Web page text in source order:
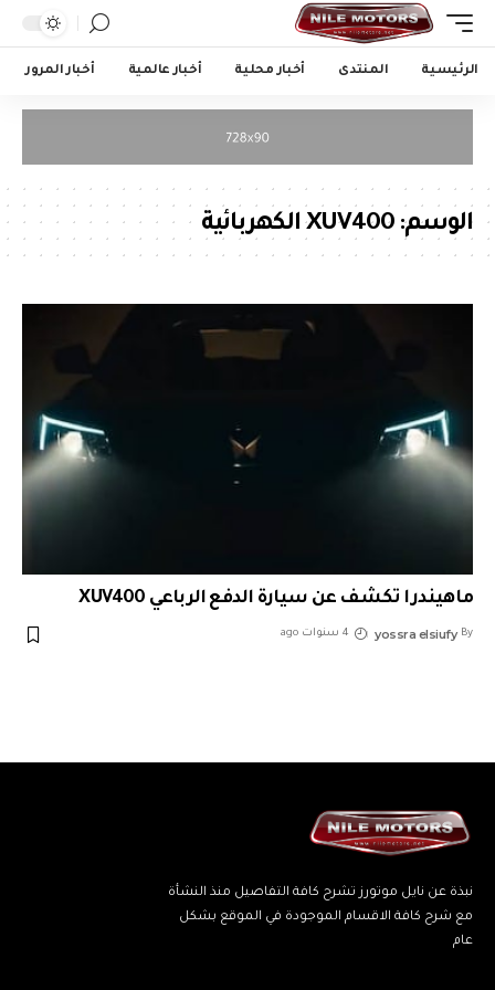
الرئيسية المنتدى أخبار محلية أخبار عالمية أخبار المرور
الوسم:XUV400 الكهربائية
ماهيندرا تكشف عن سيارة الدفع الرباعي XUV400
By
yossra elsiufy 4 سنوات ago
نبذة عن نايل موتورز تشرح كافة التفاصيل منذ النشأة
مع شرح كافة الاقسام الموجودة في الموقع بشكل
عام